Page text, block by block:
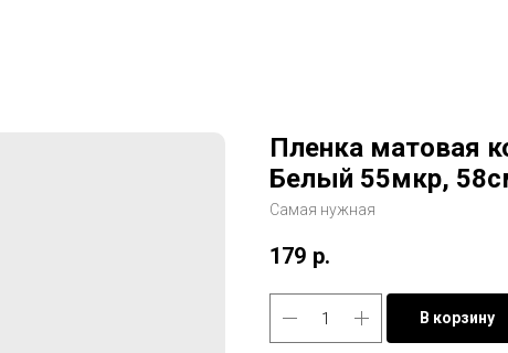
Пленка матовая
Белый 55мкр,
Самая нужная
179 р.
В корзину